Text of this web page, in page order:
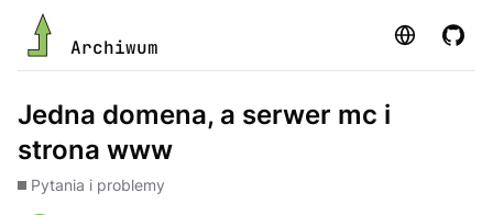
Archiwum Strona
Jedna domena, a serwer mc i
strona www
Pytania i problemy